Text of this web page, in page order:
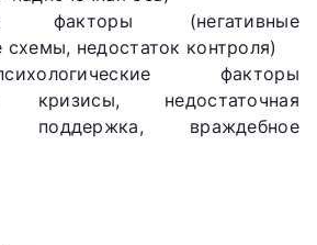
факторы (негативные
схемы, недостаток контроля)
психологические факторы
кризисы, недостаточная
поддержка, враждебное